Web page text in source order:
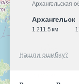
Архангельская
Архангельск
1 211.5 км
Нашли ошибку?